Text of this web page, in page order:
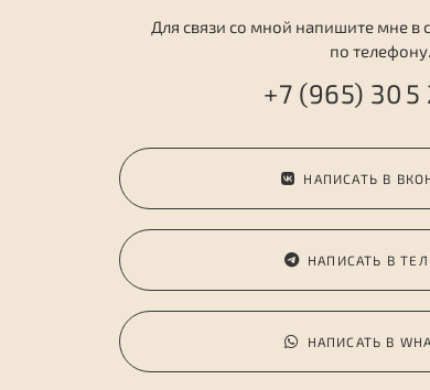
Для связи со мной напишите мне в
по телефону.
+7 (965) 30 5
НАПИСАТЬ В
НАПИСАТЬ В
НАПИСАТЬ В